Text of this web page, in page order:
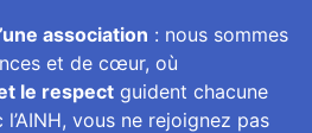
association : nous sommes
et de cœur, où
le respect guident chacune
vous ne rejoignez pas